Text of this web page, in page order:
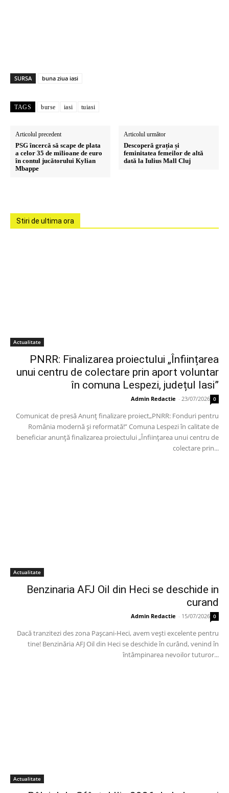
SURSA buna ziua iasi
TAGS burse iasi tuiasi
Articolul precedent
PSG încercă să scape de plata
a celor 35 de milioane de euro
în contul jucătorului Kylian
Mbappe
Articolul următor
Descoperă grația și
feminitatea femeilor de altă
dată la Iulius Mall Cluj
Stiri de ultima ora
Actualitate
PNRR: Finalizarea proiectului „Înființarea
unui centru de colectare prin aport voluntar
în comuna Lespezi, județul Iasi”
Admin Redactie - 23/07/2026 0
Comunicat de presă Anunț finalizare proiect„PNRR: Fonduri pentru
România modernă și reformată!” Comuna Lespezi în calitate de
beneficiar anunță finalizarea proiectului „Înființarea unui centru de
colectare prin...
Actualitate
Benzinaria AFJ Oil din Heci se deschide in
curand
Admin Redactie - 15/07/2026 0
Dacă tranzitezi des zona Pașcani-Heci, avem vești excelente pentru
tine! Benzinăria AFJ Oil din Heci se deschide în curând, venind în
întâmpinarea nevoilor tuturor...
Actualitate